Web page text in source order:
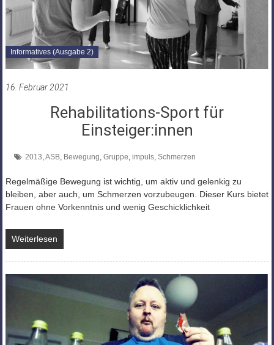
Informatives (Ausgabe 2)
16. Februar 2021
Rehabilitations-Sport für
Einsteiger:innen
2013 ASB, Bewegung Gruppe impuls, Schmerzen
Regelmäßige Bewegung ist wichtig, um aktiv und gelenkig zu
bleiben, aber auch, um Schmerzen vorzubeugen. Dieser Kurs bietet
Frauen ohne Vorkenntnis und wenig Geschicklichkeit
Weiterlesen